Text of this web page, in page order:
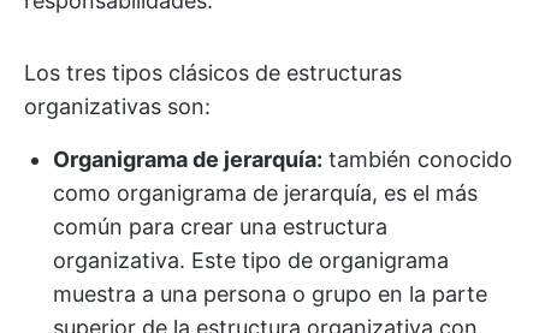
Los tres tipos clásicos de estructuras
organizativas son:
Organigrama de jerarquía: también conocido
como organigrama de jerarquía, es el más
común para crear una estructura
organizativa. Este tipo de organigrama
muestra a una persona o grupo en la parte
superior de la estructura organizativa con